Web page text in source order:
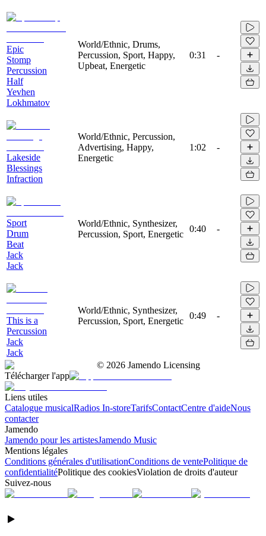
Epic
Stomp
Percussion
Half
Yevhen
Lokhmatov
World/Ethnic, Drums,
Percussion, Sport, Happy,
Upbeat, Energetic
0:31 -
Lakeside
Blessings
Infraction
World/Ethnic, Percussion,
Advertising, Happy,
Energetic
1:02 -
Sport
Drum
Beat
Jack
Jack
World/Ethnic, Synthesizer,
Percussion, Sport, Energetic
0:40 -
This is a
Percussion
Jack
Jack
World/Ethnic, Synthesizer,
Percussion, Sport, Energetic
0:49 -
© 2026 Jamendo Licensing
Télécharger l'app
Liens utiles
Catalogue musicalRadios In-storeTarifsContactCentre d'aideNous
contacter
Jamendo
Jamendo pour les artistesJamendo Music
Mentions légales
Conditions générales d'utilisationConditions de ventePolitique de
confidentialitéPolitique des cookiesViolation de droits d'auteur
Suivez-nous